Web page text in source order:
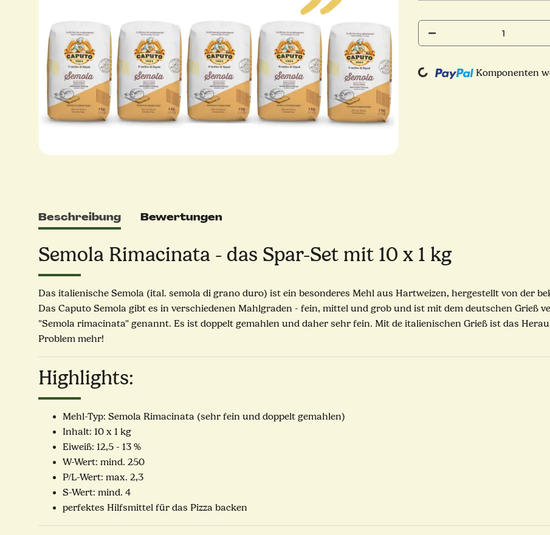
Loading... Komponenten
Beschreibung Bewertungen
Semola Rimacinata - das Spar-Set mit 10 x 1 kg
Das italienische Semola (ital. semola di grano duro) ist ein besonderes Mehl aus Hartweizen, hergestellt von der
Das Caputo Semola gibt es in verschiedenen Mahlgraden - fein, mittel und grob und ist mit dem deutschen Grieß
"Semola rimacinata" genannt. Es ist doppelt gemahlen und daher sehr fein. Mit de italienischen Grieß ist das
Problem mehr!
Highlights:
Mehl-Typ: Semola Rimacinata (sehr fein und doppelt gemahlen)
Inhalt: 10 x 1 kg
Eiweiß: 12,5 - 13 %
W-Wert: mind. 250
P/L-Wert: max. 2,3
S-Wert: mind. 4
perfektes Hilfsmittel für das Pizza backen